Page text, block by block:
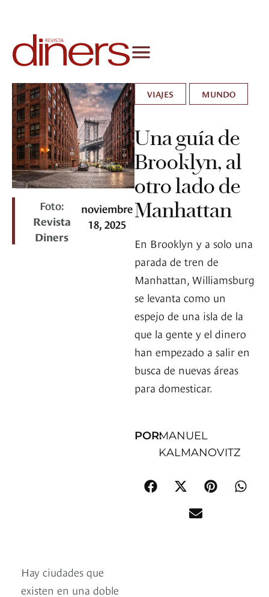
Foto:
Revista
Diners
noviembre
18, 2025
VIAJES MUNDO
Una guía de
Brooklyn, al
otro lado de
Manhattan
En Brooklyn y a solo una
parada de tren de
Manhattan, Williamsburg
se levanta como un
espejo de una isla de la
que la gente y el dinero
han empezado a salir en
busca de nuevas áreas
para domesticar.
POR:MANUEL
KALMANOVITZ
Hay ciudades que
existen en una doble